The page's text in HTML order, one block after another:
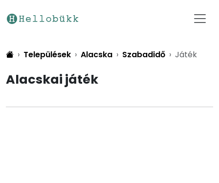
Települések Alacska Szabadidő Játék
Alacskai játék